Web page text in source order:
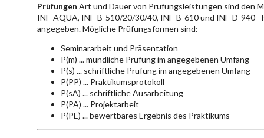
Prüfungen Art und Dauer von Prüfungsleistungen sind den
INF-AQUA, INF-B-510/20/30/40, INF-B-610 und INF-D-940
angegeben. Mögliche Prüfungsformen sind:
Seminararbeit und Präsentation
P(m) ... mündliche Prüfung im angegebenen Umfang
P(s) ... schriftliche Prüfung im angegebenen Umfang
P(PP) ... Praktikumsprotokoll
P(sA) ... schriftliche Ausarbeitung
P(PA) ... Projektarbeit
P(PE) ... bewertbares Ergebnis des Praktikums